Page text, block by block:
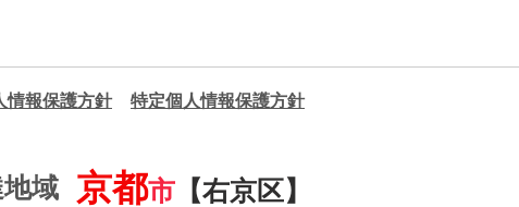
情報保護方針 ​特定個人情報保護方針
域 京都市 【右京区】